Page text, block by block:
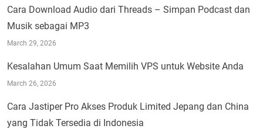
Cara Download Audio dari Threads – Simpan Podcast dan
Musik sebagai MP3
March 29, 2026
Kesalahan Umum Saat Memilih VPS untuk Website Anda
March 26, 2026
Cara Jastiper Pro Akses Produk Limited Jepang dan China
yang Tidak Tersedia di Indonesia